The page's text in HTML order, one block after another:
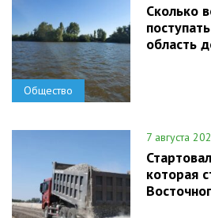
Общество
Сколько
область
7 августа
которая